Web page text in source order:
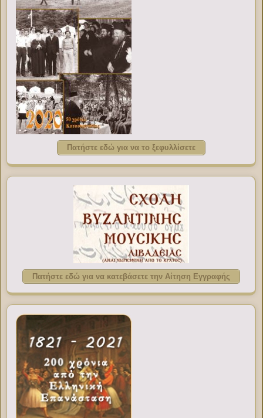
Πατήστε εδώ για να το ξεφυλλίσετε
Πατήστε εδώ για να κατεβάσετε την Αίτηση Εγγραφής